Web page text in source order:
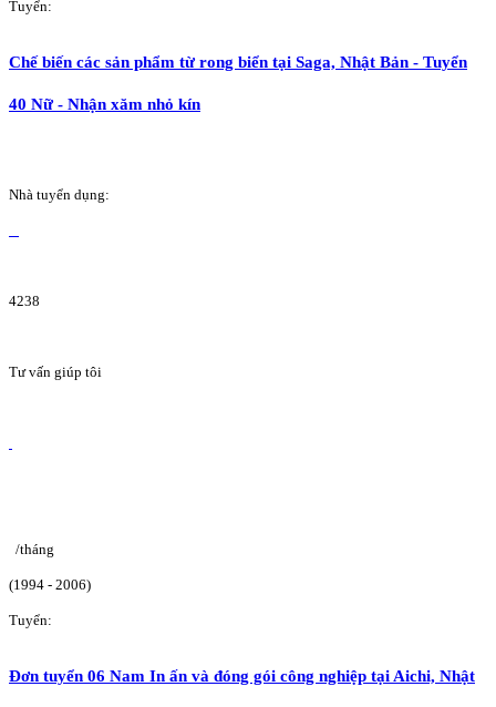
Tuyển:
Chế biến các sản phẩm từ rong biển tại Saga, Nhật Bản - Tuyển
40 Nữ - Nhận xăm nhỏ kín
Nhà tuyển dụng:
4238
Tư vấn giúp tôi
/tháng
(1994 - 2006)
Tuyển:
Đơn tuyển 06 Nam In ấn và đóng gói công nghiệp tại Aichi, Nhật